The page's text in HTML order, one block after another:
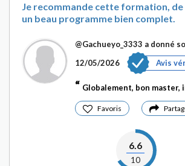
Je recommande cette formation,
un beau programme bien complet.
@Gachueyo_3333 a donné
12/05/2026
Avis
Globalement, bon master,
Favoris
6.6
10